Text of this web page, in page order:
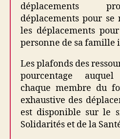
déplacements
déplacements pour
les déplacements
personne de sa famille
Les plafonds des
pourcentage
chaque membre du
exhaustive des
est disponible sur le
Solidarités et de la